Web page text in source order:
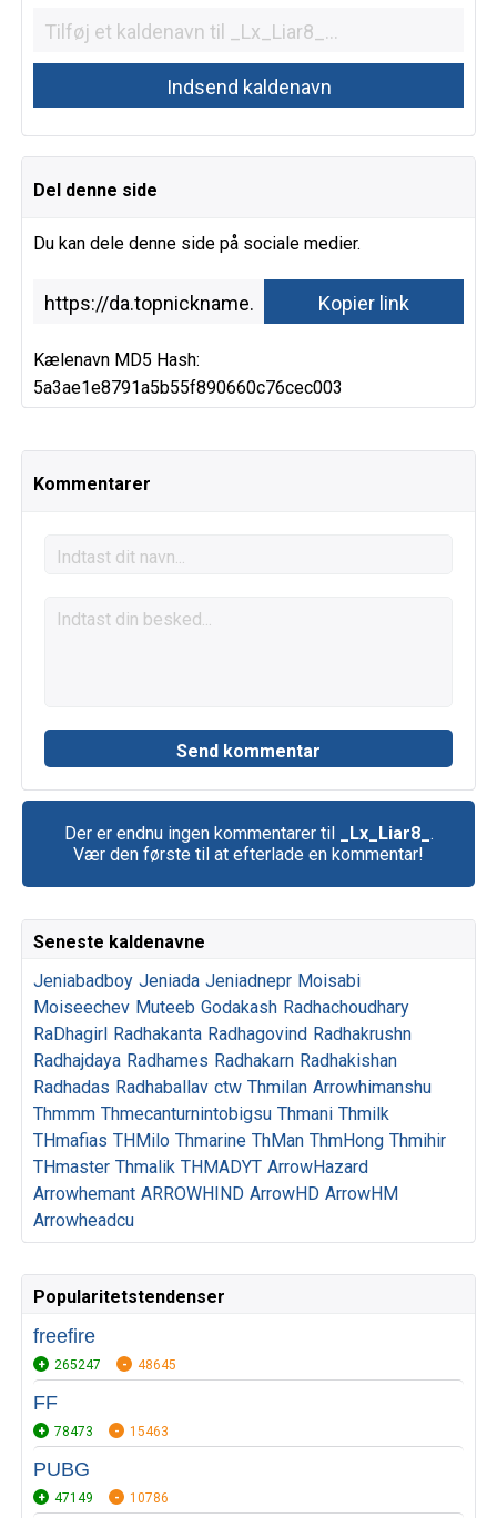
Del denne side
Du kan dele denne side på sociale medier.
Kælenavn MD5 Hash:
5a3ae1e8791a5b55f890660c76cec003
Kommentarer
Der er endnu ingen kommentarer til _Lx_Liar8_ .
Vær den første til at efterlade en kommentar!
Seneste kaldenavne
Jeniabadboy Jeniada Jeniadnepr Moisabi
Moiseechev Muteeb Godakash Radhachoudhary
RaDhagirl Radhakanta Radhagovind Radhakrushn
Radhajdaya Radhames Radhakarn Radhakishan
Radhadas Radhaballav ctw Thmilan Arrowhimanshu
Thmmm Thmecanturnintobigsu Thmani Thmilk
THmafias THMilo Thmarine ThMan ThmHong Thmihir
THmaster Thmalik THMADYT ArrowHazard
Arrowhemant ARROWHIND ArrowHD ArrowHM
Arrowheadcu
Popularitetstendenser
freefire
265247 48645
FF
78473 15463
PUBG
47149 10786